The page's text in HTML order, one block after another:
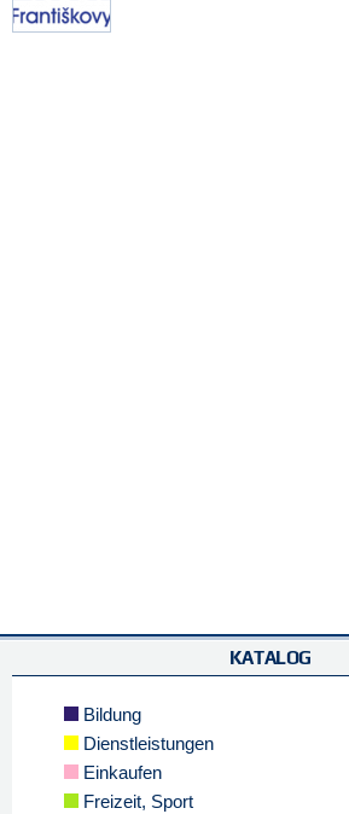
KATALOG
Bildung
Dienstleistungen
Einkaufen
Freizeit, Sport